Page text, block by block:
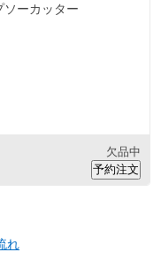
ーカッター
欠品中
れ